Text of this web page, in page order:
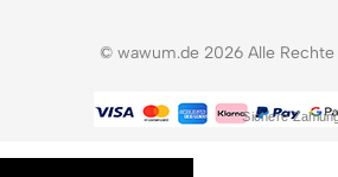
© wawum.de 2026 Alle Rechte
Sichere